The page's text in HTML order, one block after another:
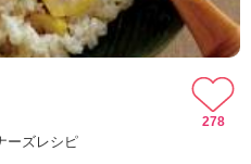
ーズレシピ
278